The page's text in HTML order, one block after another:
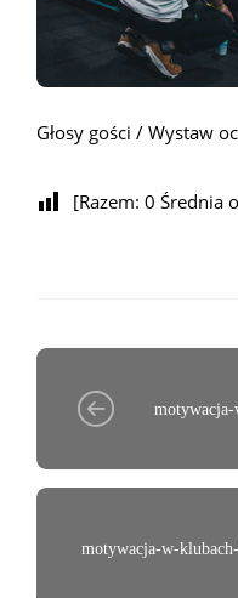
Głosy gości / Wystaw
[Razem: 0 Średnia
motywacja-
motywacja-w-